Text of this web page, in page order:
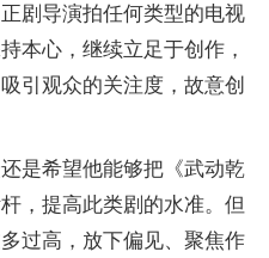
剧导演拍任何类型的电视
本心，继续立足于创作，
引观众的关注度，故意创
是希望他能够把《武动乾
，提高此类剧的水准。但
过高，放下偏见、聚焦作